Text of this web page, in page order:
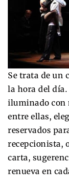
Se trata de un
la hora del
iluminado con
entre ellas,
reservados
recepcionista,
carta,
renueva en